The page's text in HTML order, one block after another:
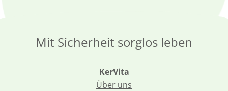
Mit Sicherheit sorglos leben
KerVita
Über uns